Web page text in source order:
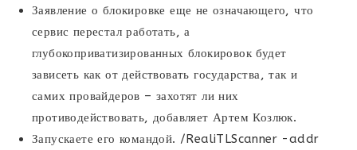
Заявление о блокировке еще не означающего, что
сервис перестал работать, а
глубокоприватизированных блокировок будет
зависеть как от действовать государства, так и
самих провайдеров – захотят ли них
противодействовать, добавляет Артем Козлюк.
Запускаете его командой. /RealiTLScanner -addr